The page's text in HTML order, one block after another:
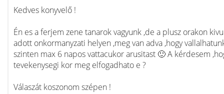
Kedves konyvelő !
Én es a ferjem zene tanarok vagyunk ,de a plusz orakon
adott onkormanyzati helyen ,meg van adva ,hogy
szinten max 6 napos vattacukor arusitast 🙂 A kérdesem
tevekenysegi kor meg elfogadhato e ?
Válaszát koszonom szépen !